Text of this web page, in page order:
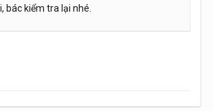
bác kiểm tra lại nhé.